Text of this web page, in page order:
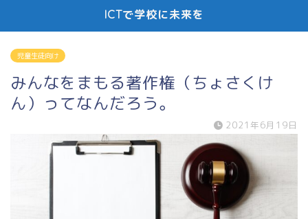
ICTで学校に未来を
児童生徒向け
みんなをまもる著作権（ちょさくけ
ん）ってなんだろう。
2021年6月19日